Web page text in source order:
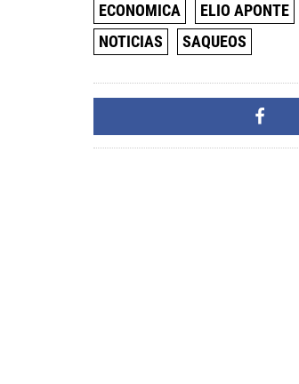
ECONOMICA
ELIO APONTE
NOTICIAS
SAQUEOS